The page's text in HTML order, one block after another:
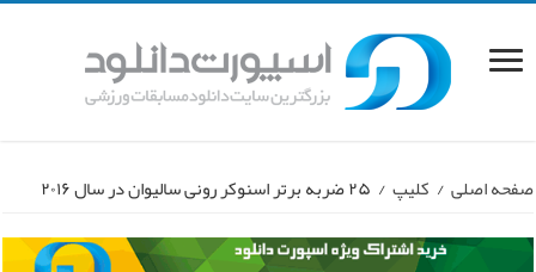
صفحه اصلی / کلیپ / ۲۵ ضربه برتر اسنوکر رونی سالیوان در سال ۲۰۱۶